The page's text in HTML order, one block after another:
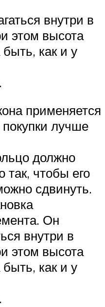
внутри в
этом высота
как и у
применяется
покупки лучше
должно
так, чтобы его
сдвинуть.
Он
внутри в
этом высота
как и у